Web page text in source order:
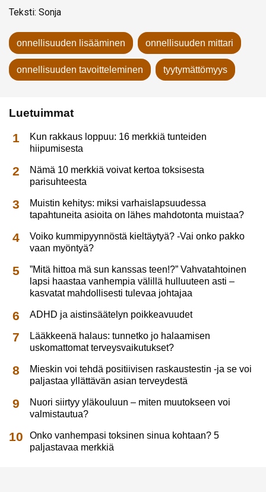
Teksti: Sonja
onnellisuuden lisääminen onnellisuuden mittari
onnellisuuden tavoitteleminen tyytymättömyys
Luetuimmat
Kun rakkaus loppuu: 16 merkkiä tunteiden
hiipumisesta
Nämä 10 merkkiä voivat kertoa toksisesta
parisuhteesta
Muistin kehitys: miksi varhaislapsuudessa
tapahtuneita asioita on lähes mahdotonta muistaa?
Voiko kummipyynnöstä kieltäytyä? -Vai onko pakko
vaan myöntyä?
”Mitä hittoa mä sun kanssas teen!?” Vahvatahtoinen
lapsi haastaa vanhempia välillä hulluuteen asti –
kasvatat mahdollisesti tulevaa johtajaa
ADHD ja aistinsäätelyn poikkeavuudet
Lääkkeenä halaus: tunnetko jo halaamisen
uskomattomat terveysvaikutukset?
Mieskin voi tehdä positiivisen raskaustestin -ja se voi
paljastaa yllättävän asian terveydestä
Nuori siirtyy yläkouluun – miten muutokseen voi
valmistautua?
Onko vanhempasi toksinen sinua kohtaan? 5
paljastavaa merkkiä